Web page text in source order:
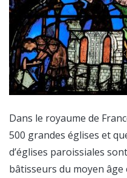
Dans le royaume de
500 grandes églises et
d’églises paroissiales
bâtisseurs du moyen